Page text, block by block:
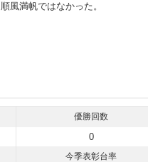
風満帆ではなかった。
、ドライバー選定に動いていたレ
後半から早くもレッドブルへの昇
ーキー・オブ・ザ・イヤーを受
ことができず、翌21年はリザー
優勝回数
0
今季表彰台率